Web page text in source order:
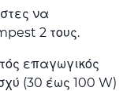
να
2 τους.
επαγωγικός
(30 έως 100 W)